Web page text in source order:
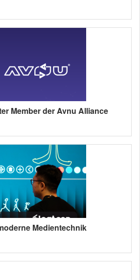
Member der Avnu Alliance
Medientechnik